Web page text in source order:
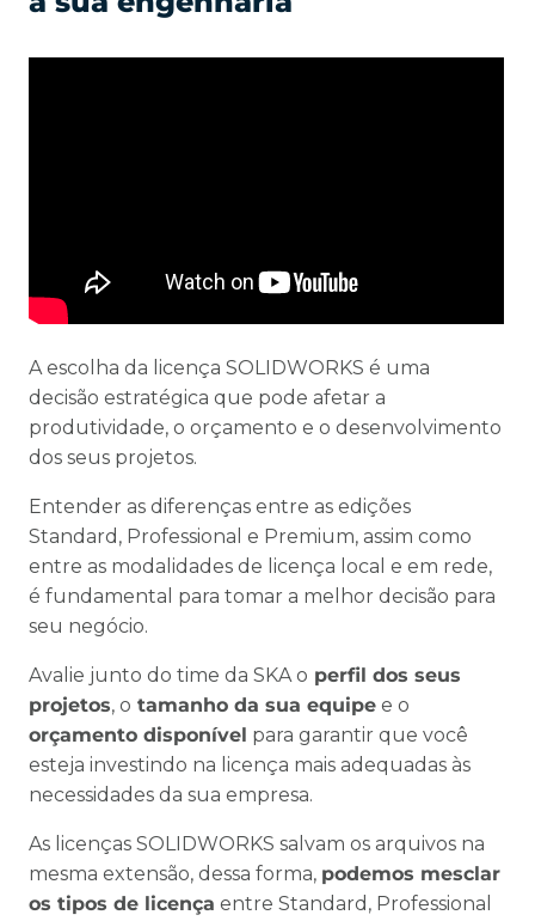
A escolha da licença SOLIDWORKS é uma
decisão estratégica que pode afetar a
produtividade, o orçamento e o desenvolvimento
dos seus projetos.
Entender as diferenças entre as edições
Standard, Professional e Premium, assim como
entre as modalidades de licença local e em rede,
é fundamental para tomar a melhor decisão para
seu negócio.
Avalie junto do time da SKA o perfil dos seus
projetos, o tamanho da sua equipe e o
orçamento disponível para garantir que você
esteja investindo na licença mais adequadas às
necessidades da sua empresa.
As licenças SOLIDWORKS salvam os arquivos na
mesma extensão, dessa forma, podemos mesclar
os tipos de licença entre Standard, Professional